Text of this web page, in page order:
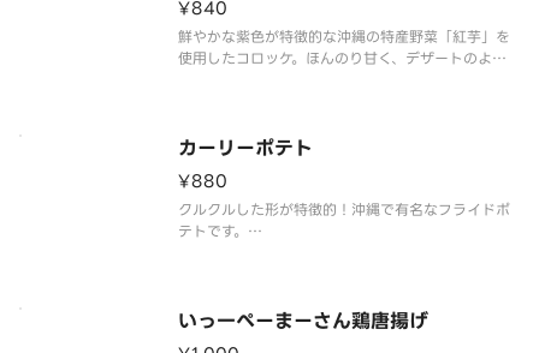
¥840
鮮やかな紫色が特徴的な沖縄の特産野菜「紅芋」を
使用したコロッケ。ほんのり甘く、デザートのよう
カーリーポテト
¥880
クルクルした形が特徴的！沖縄で有名なフライドポ
テトです。
いっ一ぺーまーさん鶏唐揚げ